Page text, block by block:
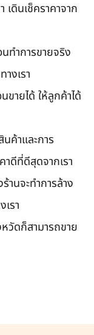
ดินเช็คราคาจาก
ทำการขายจริง
งเรา
ายได้ ให้ลูกค้าได้
ค้าและการ
าดีที่ดีสุดจากเรา
านจะทำการล้าง
รา
วัดก็สามารถขาย